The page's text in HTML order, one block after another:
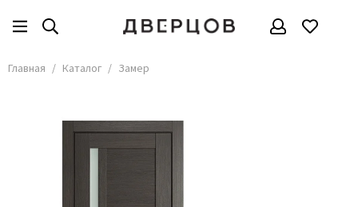
Главная Каталог Замер